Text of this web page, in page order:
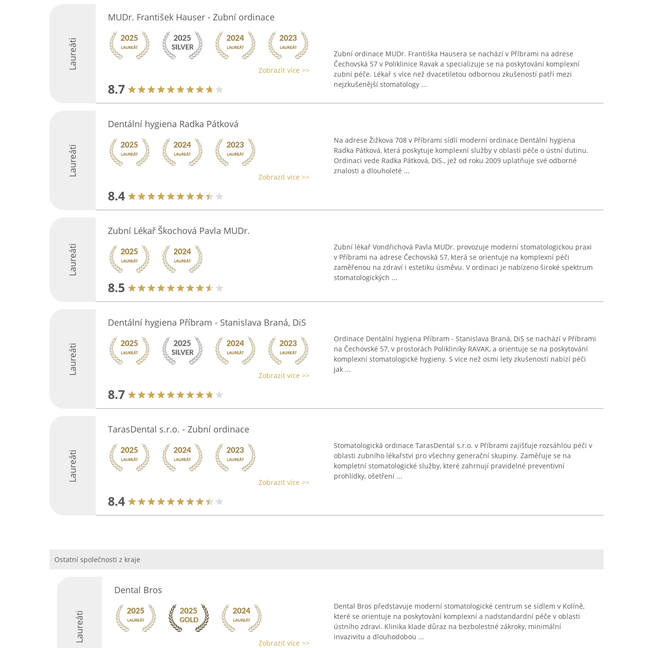
Laureáti
MUDr. František Hauser - Zubní ordinace
Zobrazit více >>
8.7
Zubní ordinace MUDr. Františka Hausera se nachází v Příbrami na adrese
Čechovská 57 v Poliklinice Ravak a specializuje se na poskytování komplexní
zubní péče. Lékař s více než dvacetiletou odbornou zkušeností patří mezi
nejzkušenější stomatology ...
Laureáti
Dentální hygiena Radka Pátková
Zobrazit více >>
8.4
Na adrese Žižkova 708 v Příbrami sídlí moderní ordinace Dentální hygiena
Radka Pátková, která poskytuje komplexní služby v oblasti péče o ústní dutinu.
Ordinaci vede Radka Pátková, DiS., jež od roku 2009 uplatňuje své odborné
znalosti a dlouholeté ...
Laureáti
Zubní Lékař Škochová Pavla MUDr.
8.5
Zubní lékař Vondřichová Pavla MUDr. provozuje moderní stomatologickou praxi
v Příbrami na adrese Čechovská 57, která se orientuje na komplexní péči
zaměřenou na zdraví i estetiku úsměvu. V ordinaci je nabízeno široké spektrum
stomatologických ...
Laureáti
Dentální hygiena Příbram - Stanislava Braná, DiS
Zobrazit více >>
8.7
Ordinace Dentální hygiena Příbram - Stanislava Braná, DiS se nachází v Příbrami
na Čechovské 57, v prostorách Polikliniky RAVAK, a orientuje se na poskytování
komplexní stomatologické hygieny. S více než osmi lety zkušeností nabízí péči
jak ...
Laureáti
TarasDental s.r.o. - Zubní ordinace
Zobrazit více >>
8.4
Stomatologická ordinace TarasDental s.r.o. v Příbrami zajišťuje rozsáhlou péči v
oblasti zubního lékařství pro všechny generační skupiny. Zaměřuje se na
kompletní stomatologické služby, které zahrnují pravidelné preventivní
prohlídky, ošetření ...
Ostatní společnosti z kraje
Laureáti
Dental Bros
Zobrazit více >>
Dental Bros představuje moderní stomatologické centrum se sídlem v Kolíně,
které se orientuje na poskytování komplexní a nadstandardní péče v oblasti
ústního zdraví. Klinika klade důraz na bezbolestné zákroky, minimální
invazivitu a dlouhodobou ...